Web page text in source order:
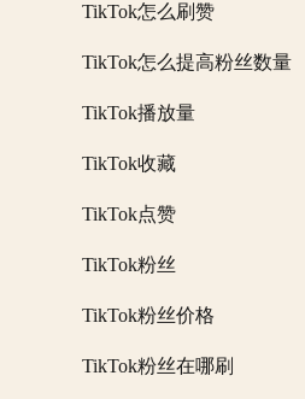
TikTok怎么刷赞
TikTok怎么提高粉丝数量
TikTok播放量
TikTok收藏
TikTok点赞
TikTok粉丝
TikTok粉丝价格
TikTok粉丝在哪刷